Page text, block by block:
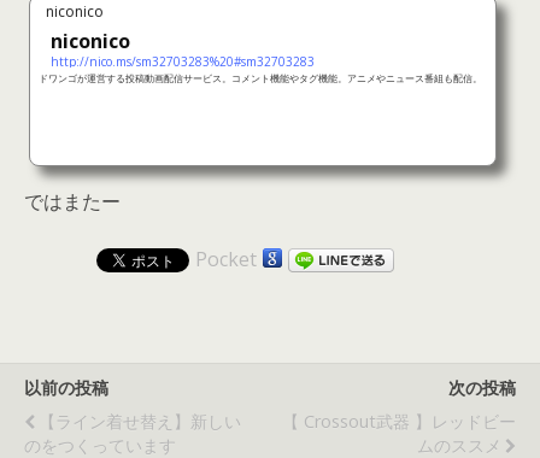
niconico
niconico
http://nico.ms/sm32703283%20#sm32703283
ドワンゴが運営する投稿動画配信サービス。コメント機能やタグ機能。アニメやニュース番組も配信。
ではまたー
Pocket
以前の投稿
【ライン着せ替え】新しい
のをつくっています
次の投稿
【 Crossout武器 】レッドビー
ムのススメ